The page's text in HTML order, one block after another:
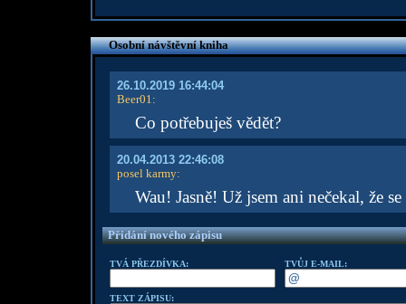
Osobní návštěvní kniha
26.10.2019 16:44:04
Beer01:
Co potřebuješ vědět?
20.04.2013 22:46:08
posel karmy:
Wau! Jasně! Už jsem ani nečekal, že
Přidání nového zápisu
TVÁ PŘEZDÍVKA: TVŮJ E-MAIL:
TEXT ZÁPISU: